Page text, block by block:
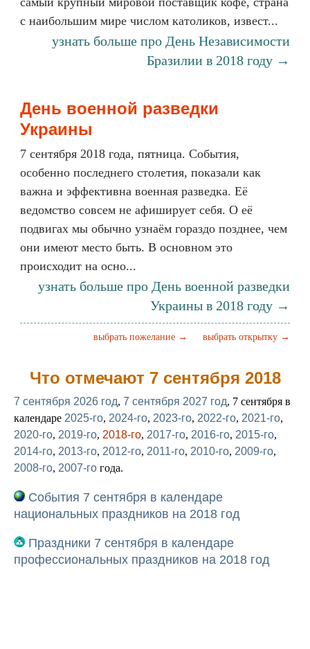
с наибольшим мире числом католиков, извест...
узнать больше про День Независимости
Бразилии в 2018 году →
День военной разведки
Украины
7 сентября 2018 года, пятница. События,
особенно последнего столетия, показали как
важна и эффективна военная разведка. Её
ведомство совсем не афиширует себя. О её
подвигах мы обычно узнаём гораздо позднее, чем
они имеют место быть. В основном это
происходит на осно...
узнать больше про День военной разведки
Украины в 2018 году →
выбрать открытку →
выбрать пожелание →
Что отмечают 7 сентября 2018
7 сентября 2026 год, 7 сентября 2027 год, 7 сентября в
календаре 2025-го, 2024-го, 2023-го, 2022-го, 2021-го,
2020-го, 2019-го, 2018-го, 2017-го, 2016-го, 2015-го,
2014-го, 2013-го, 2012-го, 2011-го, 2010-го, 2009-го,
2008-го, 2007-го года.
События 7 сентября в календаре
национальных праздников на 2018 год
Праздники 7 сентября в календаре
профессиональных праздников на 2018 год